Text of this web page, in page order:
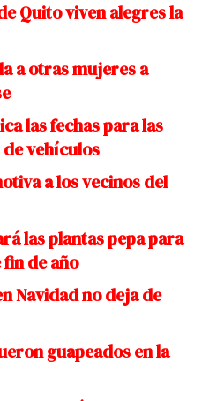
Quito viven alegres la
a otras mujeres a
las fechas para las
vehículos
a los vecinos del
las plantas pepa para
de año
Navidad no deja de
guapeados en la